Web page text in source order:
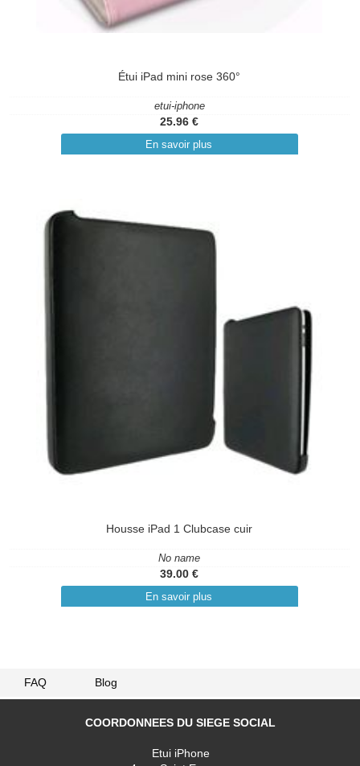
Étui iPad mini rose 360°
etui-iphone
25.96 €
En savoir plus
Housse iPad 1 Clubcase cuir
No name
39.00 €
En savoir plus
FAQ Blog
COORDONNEES DU SIEGE SOCIAL
Etui iPhone